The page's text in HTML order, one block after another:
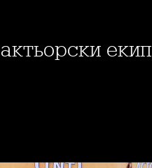
екип